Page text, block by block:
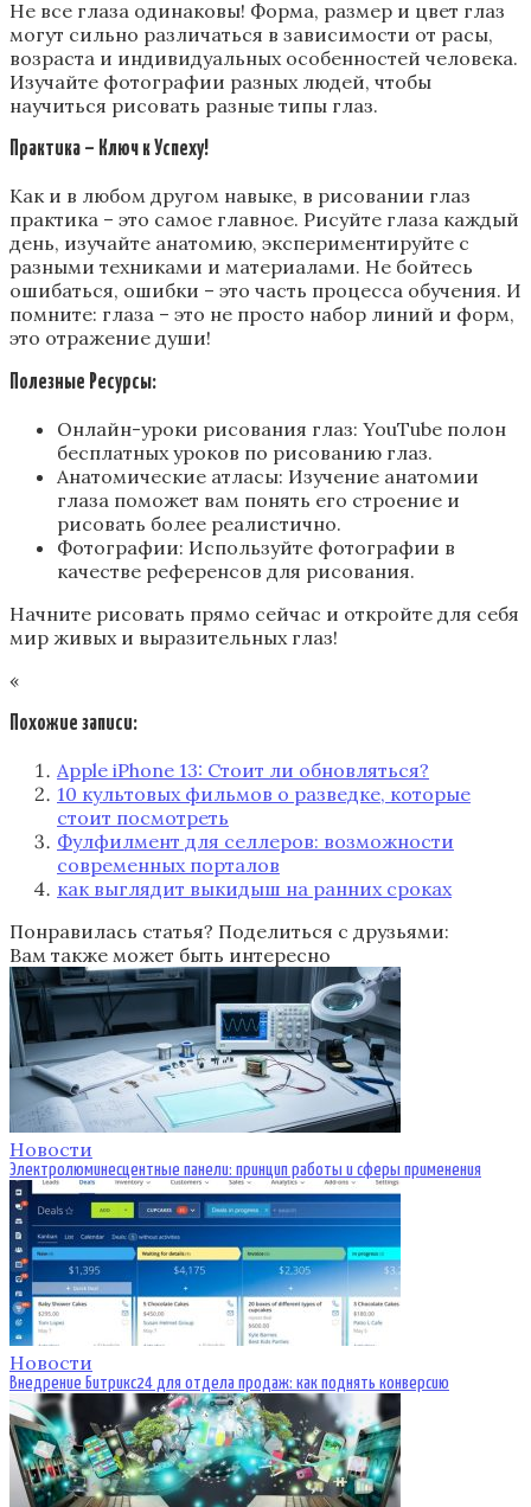
Не все глаза одинаковы! Форма, размер и цвет глаз
могут сильно различаться в зависимости от расы,
возраста и индивидуальных особенностей человека.
Изучайте фотографии разных людей, чтобы
научиться рисовать разные типы глаз.
Практика – Ключ к Успеху!
Как и в любом другом навыке, в рисовании глаз
практика – это самое главное. Рисуйте глаза каждый
день, изучайте анатомию, экспериментируйте с
разными техниками и материалами. Не бойтесь
ошибаться, ошибки – это часть процесса обучения. И
помните: глаза – это не просто набор линий и форм,
это отражение души!
Полезные Ресурсы:
Онлайн-уроки рисования глаз: YouTube полон
бесплатных уроков по рисованию глаз.
Анатомические атласы: Изучение анатомии
глаза поможет вам понять его строение и
рисовать более реалистично.
Фотографии: Используйте фотографии в
качестве референсов для рисования.
Начните рисовать прямо сейчас и откройте для себя
мир живых и выразительных глаз!
«
Похожие записи:
Apple iPhone 13: Стоит ли обновляться?
10 культовых фильмов о разведке, которые
стоит посмотреть
Фулфилмент для селлеров: возможности
современных порталов
как выглядит выкидыш на ранних сроках
Понравилась статья? Поделиться с друзьями:
Вам также может быть интересно
Новости
Электролюминесцентные панели: принцип работы и сферы применения
Новости
Внедрение Битрикс24 для отдела продаж: как поднять конверсию